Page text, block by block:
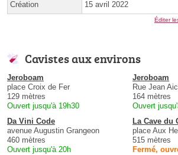
Création 15 avril 2022
Éditer
Cavistes aux environs
Jeroboam
place Croix de Fer
129 mètres
Ouvert jusqu'à 19h30
Jeroboam
Rue Jean
164 mètres
Ouvert
Da Vini Code
avenue Augustin Grangeon
460 mètres
Ouvert jusqu'à 20h
La Cave du
place Aux
515 mètres
Fermé,